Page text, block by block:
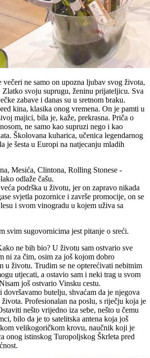
večeri ne samo on upozna ljubav svog života,
svoju suprugu, ženinu prijateljicu. Sva
zabave i danas su u sretnom braku.
kina, klasika onog vremena. On je pamti u
majici, bila je, kaže, prekrasna. Priča o
ne samo kao supruzi nego i kao
Školovana kuharica, učenica legendarnog
je šesta u Europi na natjecanju mladih
Mesića, Clintona, Rolling Stonese -
odlaže čašu.
podrška u životu, jer on zapravo nikada
svjetla pozornice i završe promocije, on se
i svom vinogradu u kojem uživa sa
svim sugovornicima jest pitanje o sreći.
ne bih bio? U životu sam ostvario sve
ni za čim, osim za još kojom dobro
u životu. Trudim se ne opterećivati nebitnim
utjecati, a ostavio sam i neki trag u svom
još ostvario Vinsku cestu.
butelju, shvaćam da je njegova
Profesionalan na poslu, s riječju koja je
nešto vrijedno iza sebe, nešto u čemu
bilo da je to satelitska antena koja još
velikogoričkom krovu, naučnik koji je
onog istinskog Turopoljskog Škrleta pred